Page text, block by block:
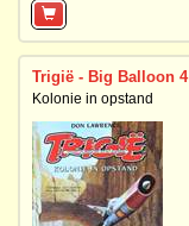
Trigië - Big Balloon 4
Kolonie in opstand